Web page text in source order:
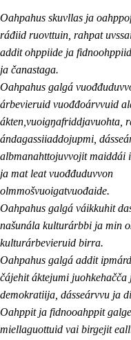
Oahpahus skuvllas ja
ráđiid ruovttuin, rahpat
addit ohppiide ja
ja čanastaga.
Oahpahus galgá
árbevieruid vuođđoárvvuid
ákten,vuoigŋafriddjavuohta,
ándagassiiaddojupmi,
albmanahttojuvvojit maiddái
ja mat leat vuođđuduvvon
olmmošvuoigatvuođaide.
Oahpahus galgá váikkuhit
našunála kulturárbbi ja min
kulturárbevieruid birra.
Oahpahus galgá addit
čájehit áktejumi
demokratiija, dásseárvvu ja
Oahppit ja fidnooahppit
miellaguottuid vai birgejit